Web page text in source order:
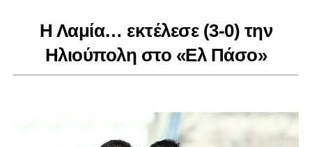
Η Λαμία… εκτέλεσε (3-0) την
Ηλιούπολη στο «Ελ Πάσο»